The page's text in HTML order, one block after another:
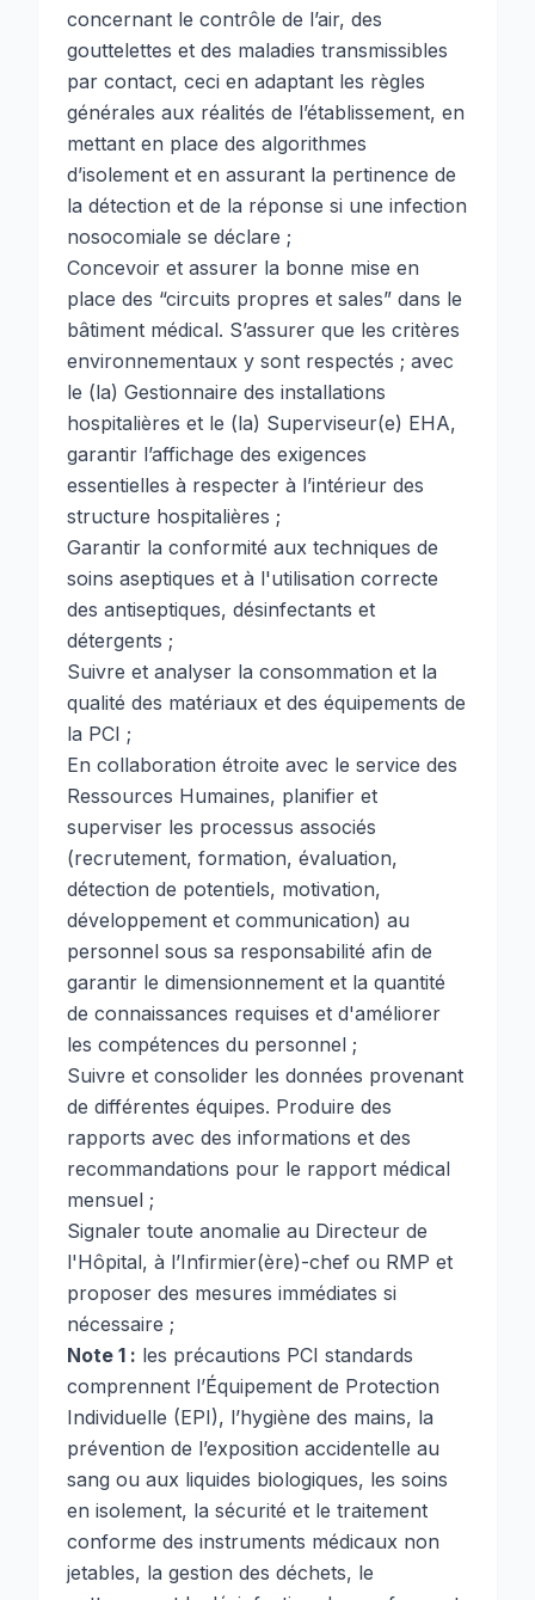
concernant le contrôle de l’air, des
gouttelettes et des maladies transmissibles
par contact, ceci en adaptant les règles
générales aux réalités de l’établissement, en
mettant en place des algorithmes
d’isolement et en assurant la pertinence de
la détection et de la réponse si une infection
nosocomiale se déclare ;
Concevoir et assurer la bonne mise en
place des “circuits propres et sales” dans le
bâtiment médical. S’assurer que les critères
environnementaux y sont respectés ; avec
le (la) Gestionnaire des installations
hospitalières et le (la) Superviseur(e) EHA,
garantir l’affichage des exigences
essentielles à respecter à l’intérieur des
structure hospitalières ;
Garantir la conformité aux techniques de
soins aseptiques et à l'utilisation correcte
des antiseptiques, désinfectants et
détergents ;
Suivre et analyser la consommation et la
qualité des matériaux et des équipements de
la PCI ;
En collaboration étroite avec le service des
Ressources Humaines, planifier et
superviser les processus associés
(recrutement, formation, évaluation,
détection de potentiels, motivation,
développement et communication) au
personnel sous sa responsabilité afin de
garantir le dimensionnement et la quantité
de connaissances requises et d'améliorer
les compétences du personnel ;
Suivre et consolider les données provenant
de différentes équipes. Produire des
rapports avec des informations et des
recommandations pour le rapport médical
mensuel ;
Signaler toute anomalie au Directeur de
l'Hôpital, à l’Infirmier(ère)-chef ou RMP et
proposer des mesures immédiates si
nécessaire ;
Note 1 : les précautions PCI standards
comprennent l’Équipement de Protection
Individuelle (EPI), l’hygiène des mains, la
prévention de l’exposition accidentelle au
sang ou aux liquides biologiques, les soins
en isolement, la sécurité et le traitement
conforme des instruments médicaux non
jetables, la gestion des déchets, le